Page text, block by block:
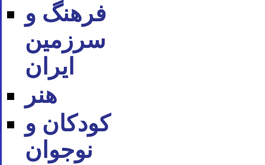
فرهنگ و
سرزمین
ایران
هنر
کودکان و
نوجوان